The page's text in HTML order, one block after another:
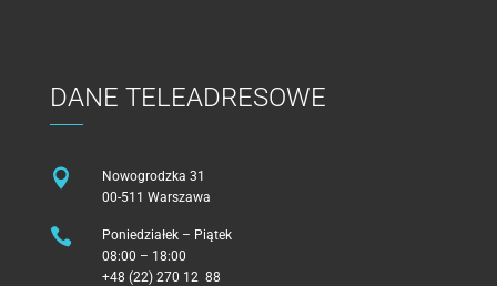
DANE TELEADRESOWE

Nowogrodzka 31
00-511 Warszawa

Poniedziałek – Piątek
08:00 – 18:00
+48 (22) 270 12 88